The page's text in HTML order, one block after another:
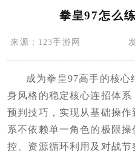
拳皇97怎么
来源：123手游网
成为拳皇97高手的核心
身风格的稳定核心连招体
预判技巧，实现从基础操
系不依赖单一角色的极限
控、资源循环利用及对战